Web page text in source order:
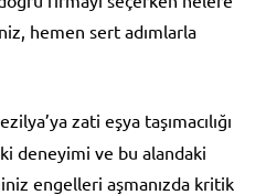
hemen sert adımlarla
zati eşya taşımacılığı
deneyimi ve bu alandaki
engelleri aşmanızda kritik